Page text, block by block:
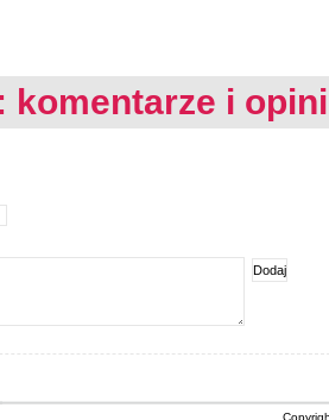
komentarze i